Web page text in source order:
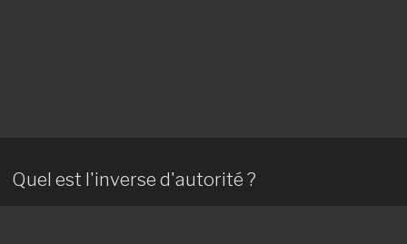
Quel est l'inverse d'autorité ?